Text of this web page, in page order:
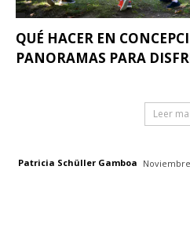
QUÉ HACER EN
PANORAMAS PARA
Leer
Patricia Schüller Gamboa